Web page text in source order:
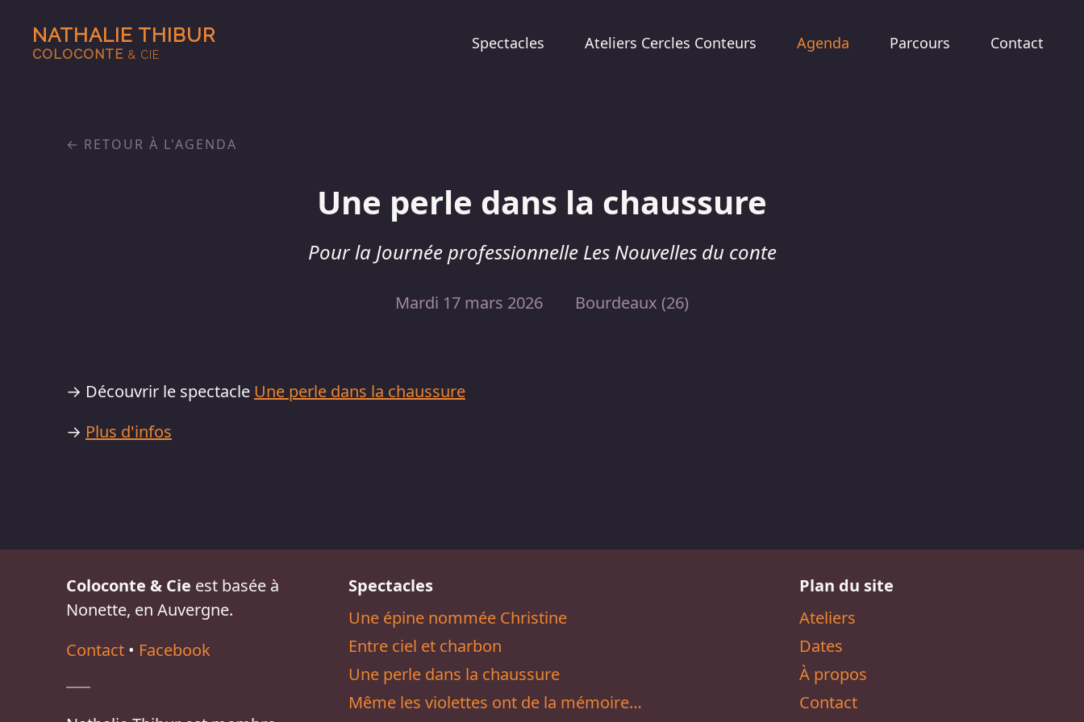
NATHALIE THIBUR
COLOCONTE & CIE
Spectacles Ateliers Cercles Conteurs Agenda Parcours Contact
Une perle dans la chaussure
Pour la Journée professionnelle Les Nouvelles du conte
Mardi 17 mars 2026 Bourdeaux (26)
RETOUR À L'AGENDA
→ Découvrir le spectacle Une perle dans la chaussure
→ Plus d'infos
Coloconte & Cie est basée à
Nonette, en Auvergne.
Contact • Facebook
Spectacles
Une épine nommée Christine
Entre ciel et charbon
Une perle dans la chaussure
Même les violettes ont de la mémoire…
Plan du site
Ateliers
Dates
À propos
Contact